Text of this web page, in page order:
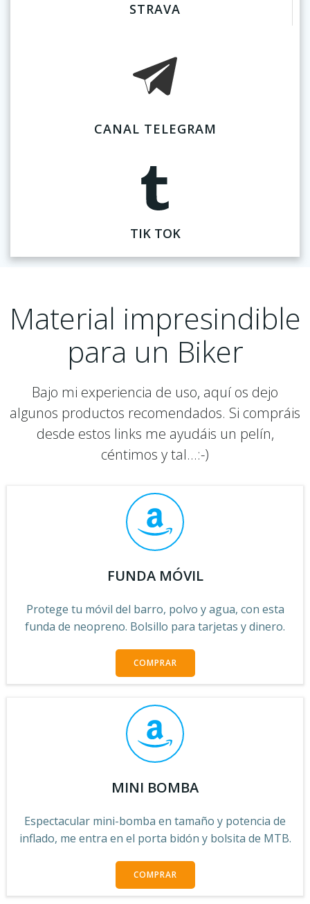
STRAVA
CANAL TELEGRAM
TIK TOK
Material impresindible
para un Biker
Bajo mi experiencia de uso, aquí os dejo
algunos productos recomendados. Si compráis
desde estos links me ayudáis un pelín,
céntimos y tal...:-)
FUNDA MÓVIL
Protege tu móvil del barro, polvo y agua, con esta
funda de neopreno. Bolsillo para tarjetas y dinero.
COMPRAR
MINI BOMBA
Espectacular mini-bomba en tamaño y potencia de
inflado, me entra en el porta bidón y bolsita de MTB.
COMPRAR